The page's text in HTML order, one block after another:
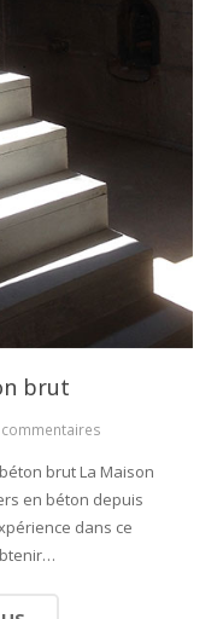
brut
commentaires
brut La Maison
en béton depuis
dans ce